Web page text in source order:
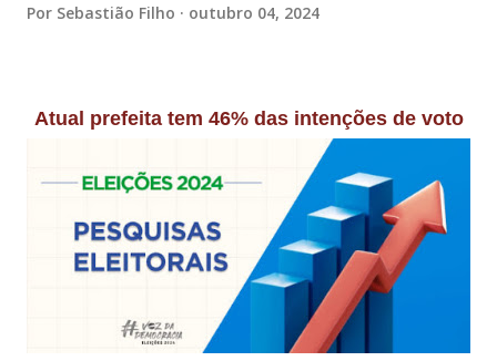
Por Sebastião Filho outubro 04, 2024
Atual prefeita tem 46% das intenções de voto